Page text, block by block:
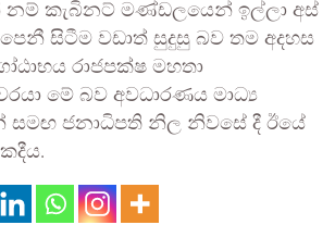
කැබිනට් මණ්ඩලයෙන් ඉල්ලා අස්
සිටීම වඩාත් සුදුසු බව තම අදහස
රාජපක්ෂ මහතා
මේ බව අවධාරණය මාධ්‍ය
සමඟ ජනාධිපති නිල නිවසේ දී ඊයේ